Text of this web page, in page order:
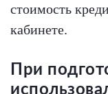
стоимость
кабинете.
При